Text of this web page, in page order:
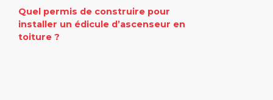
Quel permis de construire pour
installer un édicule d’ascenseur en
toiture ?